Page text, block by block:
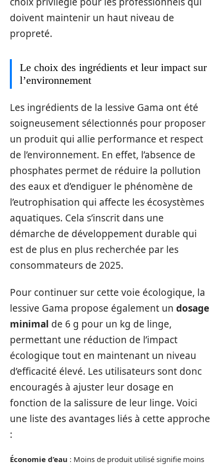
doivent maintenir un haut niveau de
propreté.
Le choix des ingrédients et leur impact sur
l’environnement
Les ingrédients de la lessive Gama ont été
soigneusement sélectionnés pour proposer
un produit qui allie performance et respect
de l’environnement. En effet, l’absence de
phosphates permet de réduire la pollution
des eaux et d’endiguer le phénomène de
l’eutrophisation qui affecte les écosystèmes
aquatiques. Cela s’inscrit dans une
démarche de développement durable qui
est de plus en plus recherchée par les
consommateurs de 2025.
Pour continuer sur cette voie écologique, la
lessive Gama propose également un dosage
minimal de 6 g pour un kg de linge,
permettant une réduction de l’impact
écologique tout en maintenant un niveau
d’efficacité élevé. Les utilisateurs sont donc
encouragés à ajuster leur dosage en
fonction de la salissure de leur linge. Voici
une liste des avantages liés à cette approche
:
Économie d’eau : Moins de produit utilisé signifie moins